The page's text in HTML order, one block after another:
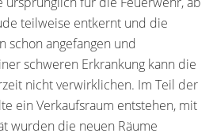
teilweise entkernt und die
schon angefangen und
schweren Erkrankung kann die
nicht verwirklichen. Im Teil der
ein Verkaufsraum entstehen, mit
wurden die neuen Räume